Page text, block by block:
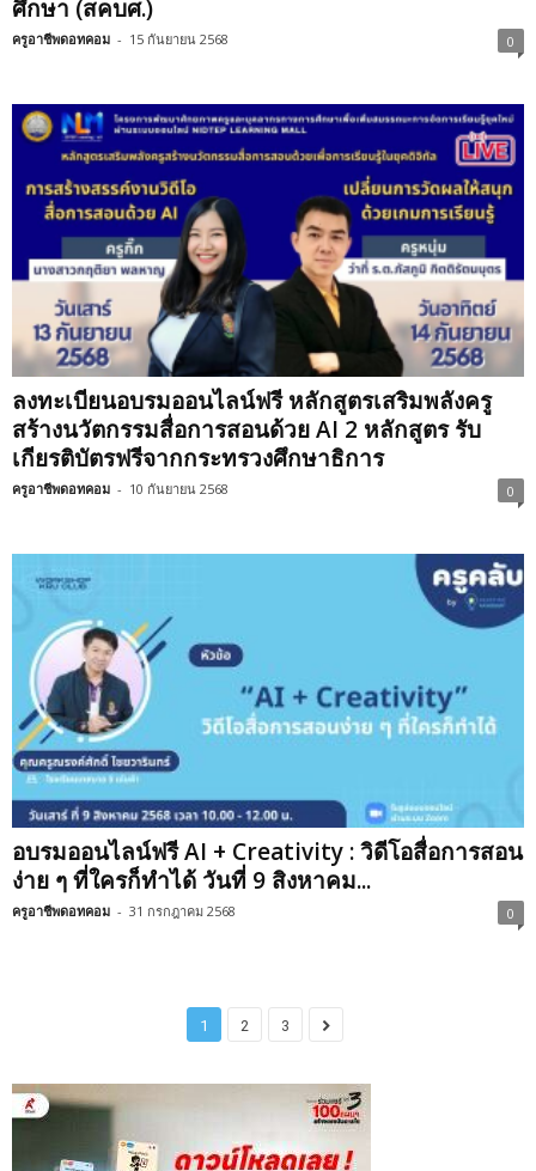
ศึกษา (สคบศ.)
ครูอาชีพดอทคอม - 15 กันยายน 2568 0
ลงทะเบียนอบรมออนไลน์ฟรี หลักสูตรเสริมพลังครู
สร้างนวัตกรรมสื่อการสอนด้วย AI 2 หลักสูตร รับ
เกียรติบัตรฟรีจากกระทรวงศึกษาธิการ
ครูอาชีพดอทคอม - 10 กันยายน 2568 0
อบรมออนไลน์ฟรี AI + Creativity : วิดีโอสื่อการสอน
ง่าย ๆ ที่ใครก็ทำได้ วันที่ 9 สิงหาคม...
ครูอาชีพดอทคอม - 31 กรกฎาคม 2568 0
1 2 3